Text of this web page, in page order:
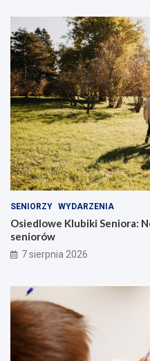
SENIORZY WYDARZENIA
Osiedlowe Klubiki Seniora:
seniorów
7 sierpnia 2026